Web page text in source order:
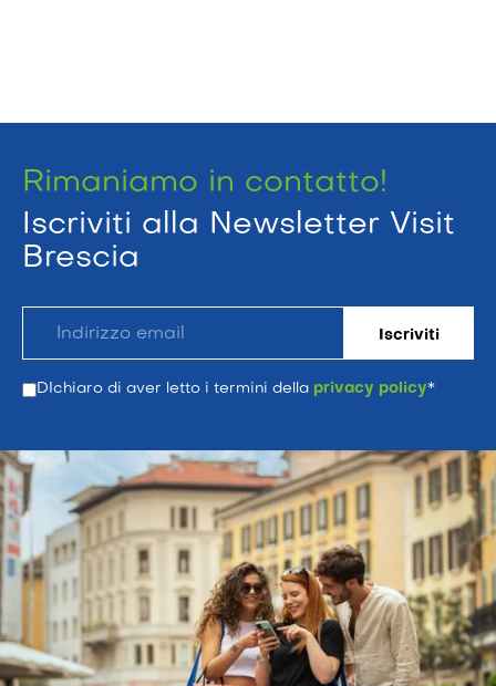
Rimaniamo in contatto!
Iscriviti alla Newsletter Visit
Brescia
DIchiaro di aver letto i termini della privacy policy*